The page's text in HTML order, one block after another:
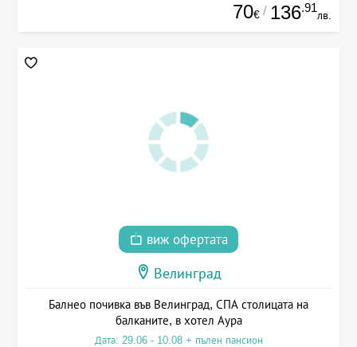
70€ / 136.91
лв.
виж офертата
Велинград
Балнео почивка във Велинград, СПА столицата на
балканите, в хотел Аура
Дата: 29.06 - 10.08 + пълен пансион